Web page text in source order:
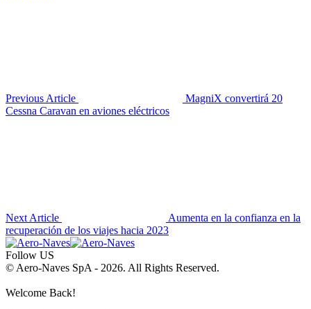
Previous Article
MagniX convertirá 20
Cessna Caravan en aviones eléctricos
Next Article
Aumenta en la confianza en la
recuperación de los viajes hacia 2023
Follow US
© Aero-Naves SpA - 2026. All Rights Reserved.
Welcome Back!